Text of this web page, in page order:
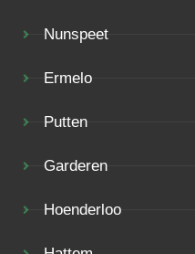
Nunspeet
Ermelo
Putten
Garderen
Hoenderloo